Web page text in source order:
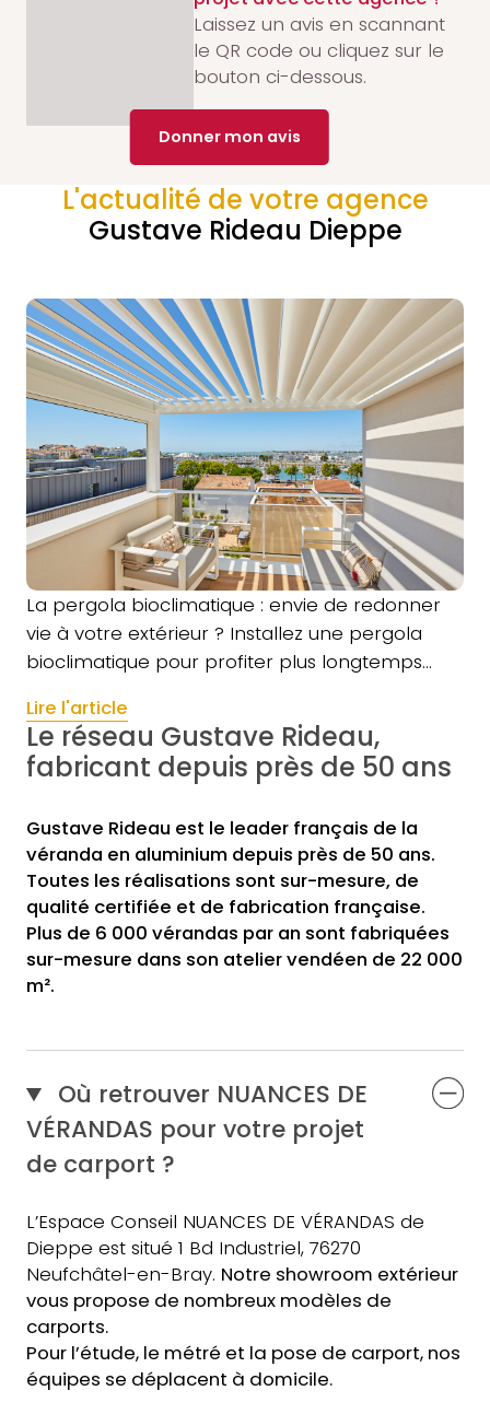
Laissez un avis en scannant
le QR code ou cliquez sur le
bouton ci-dessous.
Donner mon avis
L'actualité de votre agence
Gustave Rideau Dieppe
La pergola bioclimatique : envie de redonner
vie à votre extérieur ? Installez une pergola
bioclimatique pour profiter plus longtemps…
Lire l'article
Le réseau Gustave Rideau,
fabricant depuis près de 50 ans
Gustave Rideau est le leader français de la
véranda en aluminium depuis près de 50 ans.
Toutes les réalisations sont sur-mesure, de
qualité certifiée et de fabrication française.
Plus de 6 000 vérandas par an sont fabriquées
sur-mesure dans son atelier vendéen de 22 000
m².
Où retrouver NUANCES DE
VÉRANDAS pour votre projet
de carport ?
L’Espace Conseil NUANCES DE VÉRANDAS de
Dieppe est situé 1 Bd Industriel, 76270
Neufchâtel-en-Bray. Notre showroom extérieur
vous propose de nombreux modèles de
carports.
Pour l’étude, le métré et la pose de carport, nos
équipes se déplacent à domicile.